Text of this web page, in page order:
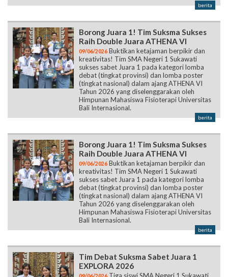
berita
Borong Juara 1! Tim Suksma Sukses
Raih Double Juara ATHENA VI
09/06/2026 Buktikan ketajaman berpikir dan
kreativitas! Tim SMA Negeri 1 Sukawati
sukses sabet Juara 1 pada kategori lomba
debat (tingkat provinsi) dan lomba poster
(tingkat nasional) dalam ajang ATHENA VI
Tahun 2026 yang diselenggarakan oleh
Himpunan Mahasiswa Fisioterapi Universitas
Bali Internasional.
berita
Borong Juara 1! Tim Suksma Sukses
Raih Double Juara ATHENA VI
09/06/2026 Buktikan ketajaman berpikir dan
kreativitas! Tim SMA Negeri 1 Sukawati
sukses sabet Juara 1 pada kategori lomba
debat (tingkat provinsi) dan lomba poster
(tingkat nasional) dalam ajang ATHENA VI
Tahun 2026 yang diselenggarakan oleh
Himpunan Mahasiswa Fisioterapi Universitas
Bali Internasional.
berita
Tim Debat Suksma Sabet Juara 1
EXPLORA 2026